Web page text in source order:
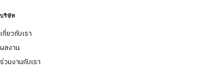
บริษัท
เกี่ยวกับเรา
ผลงาน
ร่วมงานกับเรา